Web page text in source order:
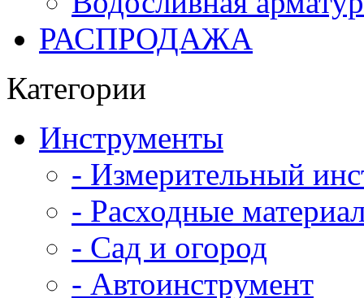
РАСПРОДАЖА
Категории
Инструменты
- Измерительный
- Расходные
- Сад и огород
- Автоинструмент